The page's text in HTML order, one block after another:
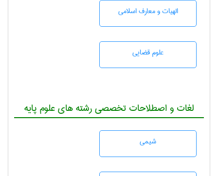
الهیات و معارف اسلامی
علوم قضایی
لغات و اصطلاحات تخصصی رشته های علوم پایه
شيمی